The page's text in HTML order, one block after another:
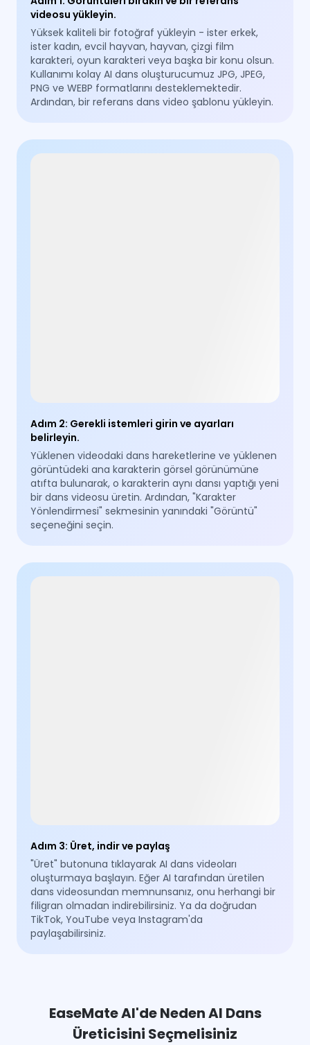
videosu yükleyin.
Yüksek kaliteli bir fotoğraf yükleyin - ister erkek,
ister kadın, evcil hayvan, hayvan, çizgi film
karakteri, oyun karakteri veya başka bir konu olsun.
Kullanımı kolay AI dans oluşturucumuz JPG, JPEG,
PNG ve WEBP formatlarını desteklemektedir.
Ardından, bir referans dans video şablonu yükleyin.
Adım 2: Gerekli istemleri girin ve ayarları
belirleyin.
Yüklenen videodaki dans hareketlerine ve yüklenen
görüntüdeki ana karakterin görsel görünümüne
atıfta bulunarak, o karakterin aynı dansı yaptığı yeni
bir dans videosu üretin. Ardından, "Karakter
Yönlendirmesi" sekmesinin yanındaki "Görüntü"
seçeneğini seçin.
Adım 3: Üret, indir ve paylaş
"Üret" butonuna tıklayarak AI dans videoları
oluşturmaya başlayın. Eğer AI tarafından üretilen
dans videosundan memnunsanız, onu herhangi bir
filigran olmadan indirebilirsiniz. Ya da doğrudan
TikTok, YouTube veya Instagram'da
paylaşabilirsiniz.
EaseMate AI'de Neden AI Dans
Üreticisini Seçmelisiniz